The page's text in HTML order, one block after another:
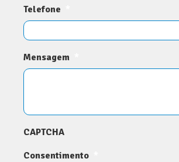
Telefone
Mensagem
CAPTCHA
Consentimento